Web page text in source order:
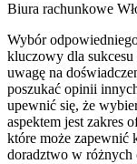
Biura rachunkowe
Wybór
kluczowy dla
uwagę na
poszukać opinii
upewnić się, że
aspektem jest zakres
które może zapewnić
doradztwo w różnych